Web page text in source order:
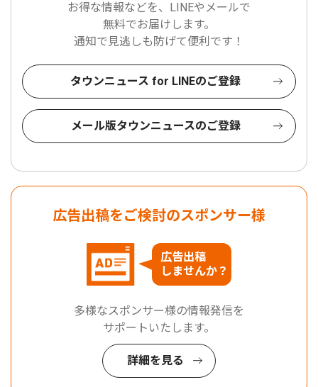
お得な情報などを、LINEやメールで
無料でお届けします。
通知で見逃しも防げて便利です！
タウンニュース for LINEのご登録
メール版タウンニュースのご登録
広告出稿をご検討のスポンサー様
広告出稿
しませんか？
多様なスポンサー様の情報発信を
サポートいたします。
詳細を見る